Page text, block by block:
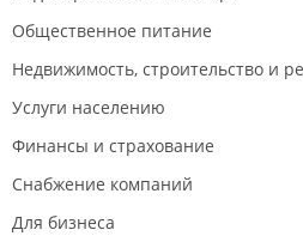
Общественное питание
Недвижимость, строительство и
Услуги населению
Финансы и страхование
Снабжение компаний
Для бизнеса